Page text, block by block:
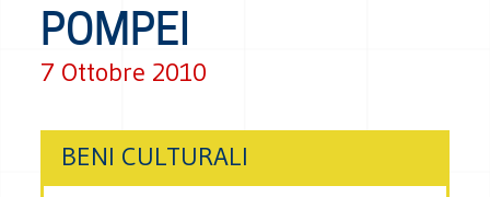
POMPEI
7 Ottobre 2010
BENI CULTURALI